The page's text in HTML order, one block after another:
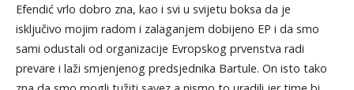
Efendić vrlo dobro zna, kao i svi u svijetu boksa da je
isključivo mojim radom i zalaganjem dobijeno EP i da smo
sami odustali od organizacije Evropskog prvenstva radi
prevare i laži smjenjenog predsjednika Bartule. On isto tako